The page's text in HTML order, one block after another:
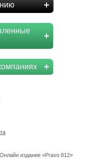
издание «Pravo 812»